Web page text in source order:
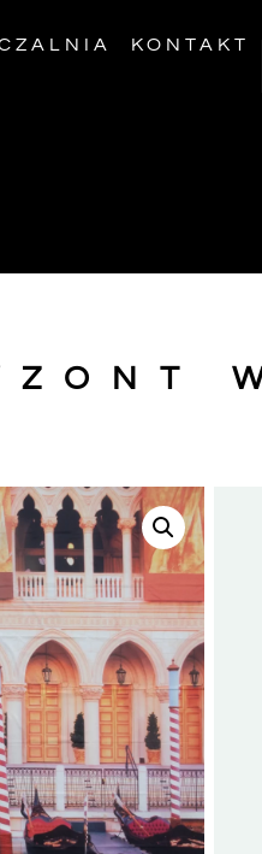
KONTAKT